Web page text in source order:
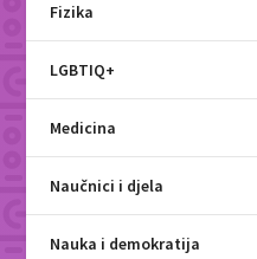
Fizika
LGBTIQ+
Medicina
Naučnici i djela
Nauka i demokratija